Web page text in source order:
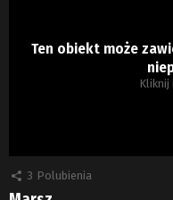
Ten obiekt może
Kliknij
3 Polubienia